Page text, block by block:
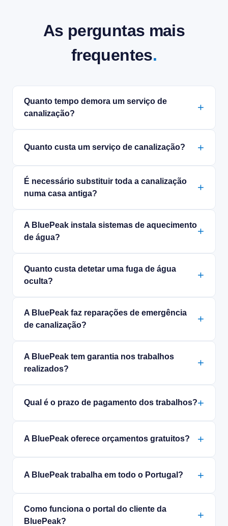
As perguntas mais
frequentes.
Quanto tempo demora um serviço de
canalização?
Quanto custa um serviço de canalização?
É necessário substituir toda a canalização
numa casa antiga?
A BluePeak instala sistemas de aquecimento
de água?
Quanto custa detetar uma fuga de água
oculta?
A BluePeak faz reparações de emergência
de canalização?
A BluePeak tem garantia nos trabalhos
realizados?
Qual é o prazo de pagamento dos trabalhos?
A BluePeak oferece orçamentos gratuitos?
A BluePeak trabalha em todo o Portugal?
Como funciona o portal do cliente da
BluePeak?